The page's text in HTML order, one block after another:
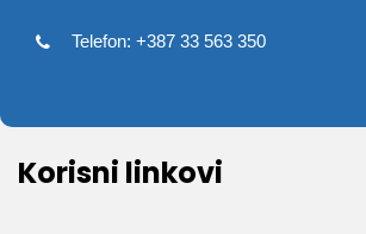
Telefon: +387 33 563 350
Korisni linkovi